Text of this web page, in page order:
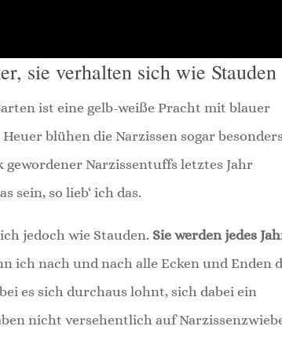
sie verhalten sich wie Stauden
ist eine gelb-weiße Pracht mit blauer
blühen die Narzissen sogar
Narzissentuffs letztes Jahr
sein, so lieb‘ ich das.
jedoch wie Stauden. Sie werden jedes
ich nach und nach alle Ecken und Enden
es sich durchaus lohnt, sich dabei ein
nicht versehentlich auf